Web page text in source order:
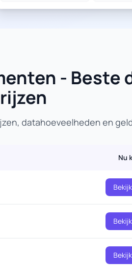
- Beste
datahoeveelheden en
Nu